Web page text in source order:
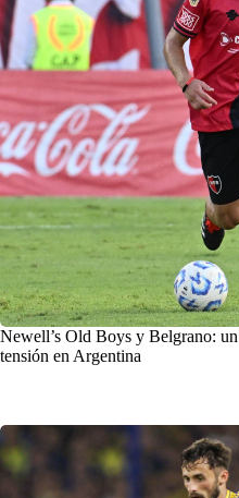
Newell’s Old Boys y Belgrano:
tensión en Argentina